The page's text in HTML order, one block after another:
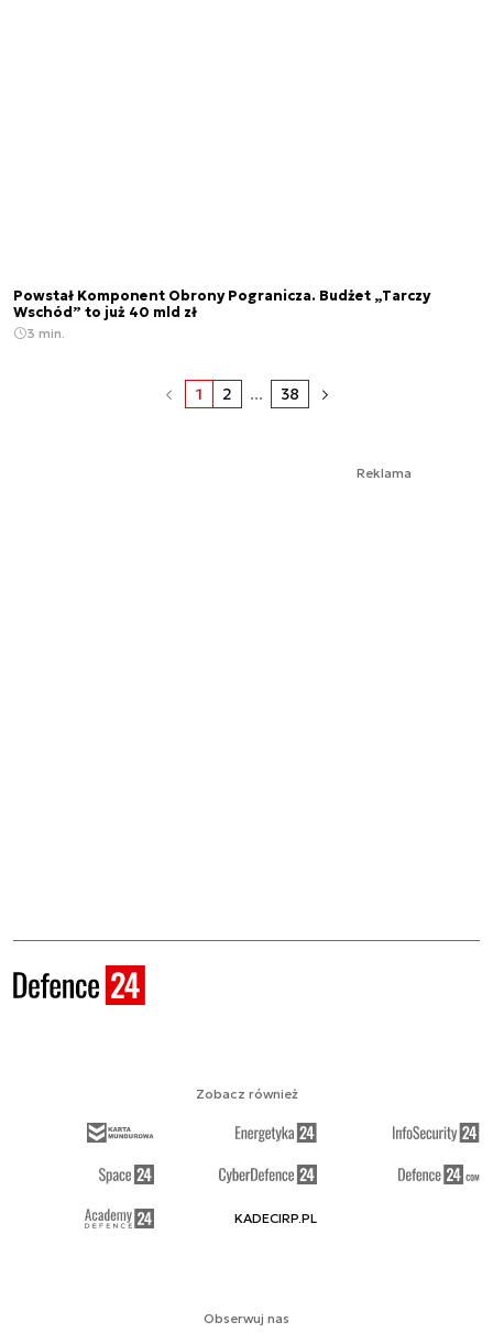
Powstał Komponent Obrony Pogranicza. Budżet „Tarczy
Wschód” to już 40 mld zł
3 min.
1 2 ... 38
Reklama
Obserwuj nas
Zobacz również
KADECIRP.PL